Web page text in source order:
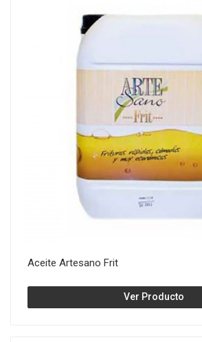
Aceite Artesano Frit
Ver Producto